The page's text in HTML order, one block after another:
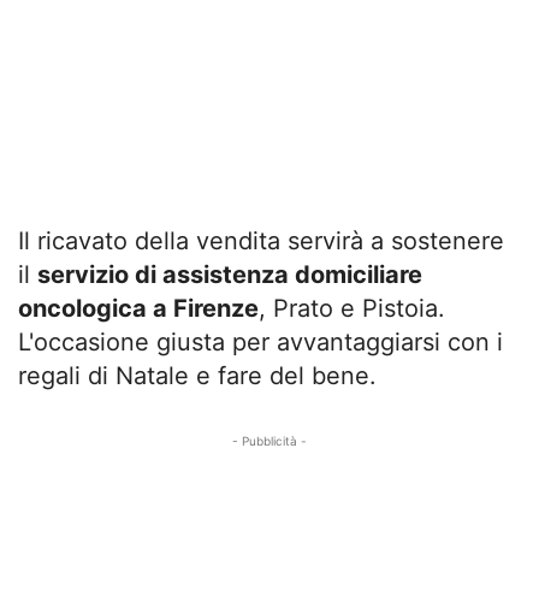
Il ricavato della vendita servirà a sostenere
il servizio di assistenza domiciliare
oncologica a Firenze, Prato e Pistoia.
L'occasione giusta per avvantaggiarsi con i
regali di Natale e fare del bene.
- Pubblicità -